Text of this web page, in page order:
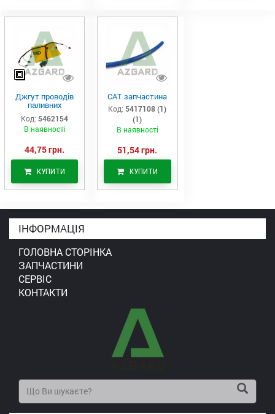
Джгут проводів
паливних
форсунок CAT
C7/C9 (546-2154)
Код: 5462154
В наявності
44,75 грн.
КУПИТИ
САТ запчастина
Код: 5417108 (1)
(1)
В наявності
51,54 грн.
КУПИТИ
ІНФОРМАЦІЯ
ГОЛОВНА СТОРІНКА
ЗАПЧАСТИНИ
СЕРВІС
КОНТАКТИ